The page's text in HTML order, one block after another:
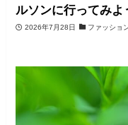
ルソンに行ってみ
2026年7月28日 ファッショ